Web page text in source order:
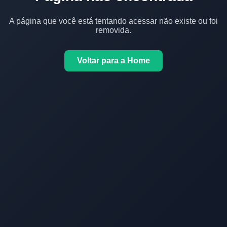
A página que você está tentando acessar não existe ou foi
removida.
Voltar para a Home